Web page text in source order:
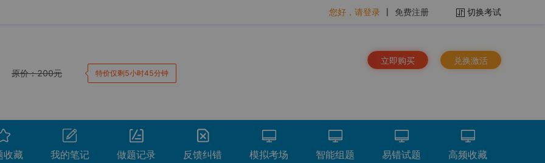
您好，请登录 丨 免费注册 切换考试
原价：200元 特价仅剩5小时45分钟
立即购买 兑换激活
收藏 我的笔记 做题记录 反馈纠错 模拟考场 智能组题 易错试题 高频收藏